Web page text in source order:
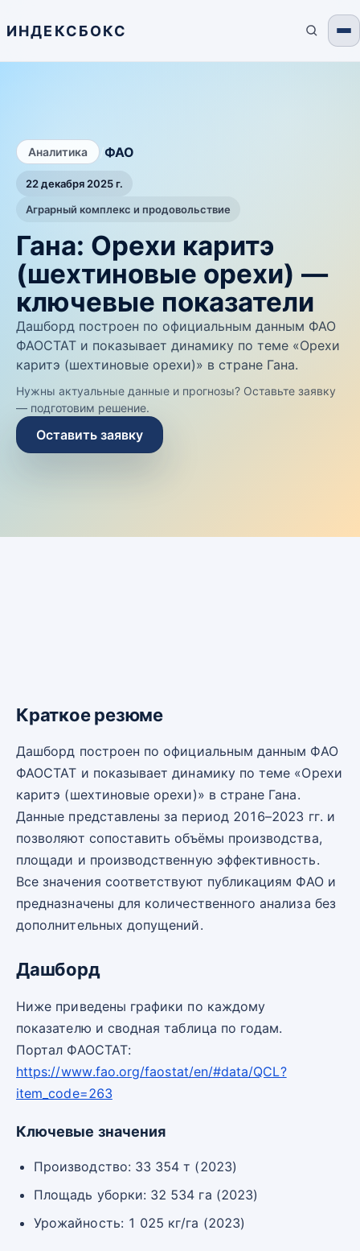
ИНДЕКСБОКС
Аналитика ФАО
22 декабря 2025 г.
Аграрный комплекс и продовольствие
Гана: Орехи каритэ
(шехтиновые орехи) —
ключевые показатели
Дашборд построен по официальным данным ФАО
ФАОСТАТ и показывает динамику по теме «Орехи
каритэ (шехтиновые орехи)» в стране Гана.
Нужны актуальные данные и прогнозы? Оставьте заявку
— подготовим решение.
Оставить заявку
Краткое резюме
Дашборд построен по официальным данным ФАО
ФАОСТАТ и показывает динамику по теме «Орехи
каритэ (шехтиновые орехи)» в стране Гана.
Данные представлены за период 2016–2023 гг. и
позволяют сопоставить объёмы производства,
площади и производственную эффективность.
Все значения соответствуют публикациям ФАО и
предназначены для количественного анализа без
дополнительных допущений.
Дашборд
Ниже приведены графики по каждому
показателю и сводная таблица по годам.
Портал ФАОСТАТ:
https://www.fao.org/faostat/en/#data/QCL?
item_code=263
Ключевые значения
Производство: 33 354 т (2023)
Площадь уборки: 32 534 га (2023)
Урожайность: 1 025 кг/га (2023)